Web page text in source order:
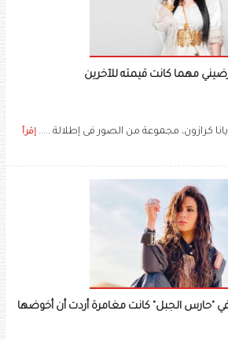
مهما كانت قيمته للآخرين
كرازون، مجموعة من الصور فى إطلالة ..... إقرأ
"حارس الجبل" كانت مغامرة أردت أن أخوضها